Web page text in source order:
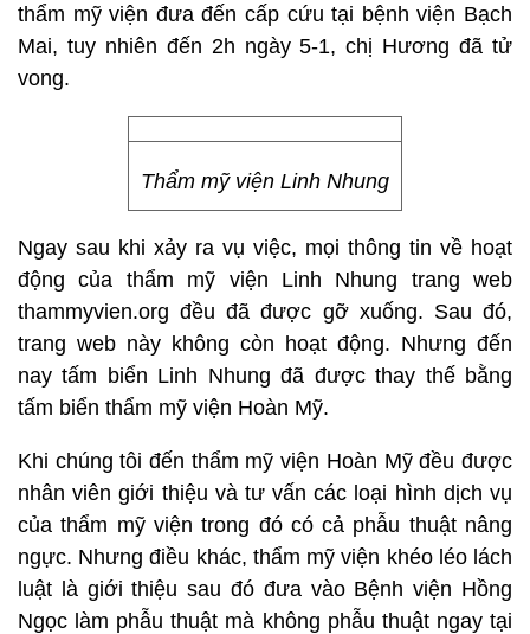
thẩm mỹ viện đưa đến cấp cứu tại bệnh viện Bạch
Mai, tuy nhiên đến 2h ngày 5-1, chị Hương đã tử
vong.
Thẩm mỹ viện Linh Nhung
Ngay sau khi xảy ra vụ việc, mọi thông tin về hoạt
động của thẩm mỹ viện Linh Nhung trang web
thammyvien.org đều đã được gỡ xuống. Sau đó,
trang web này không còn hoạt động. Nhưng đến
nay tấm biển Linh Nhung đã được thay thế bằng
tấm biển thẩm mỹ viện Hoàn Mỹ.
Khi chúng tôi đến thẩm mỹ viện Hoàn Mỹ đều được
nhân viên giới thiệu và tư vấn các loại hình dịch vụ
của thẩm mỹ viện trong đó có cả phẫu thuật nâng
ngực. Nhưng điều khác, thẩm mỹ viện khéo léo lách
luật là giới thiệu sau đó đưa vào Bệnh viện Hồng
Ngọc làm phẫu thuật mà không phẫu thuật ngay tại